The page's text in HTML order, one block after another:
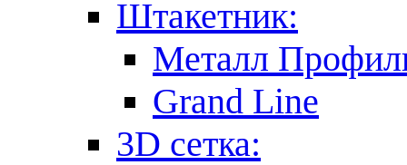
Штакетник:
Металл
Grand Line
3D сетка: